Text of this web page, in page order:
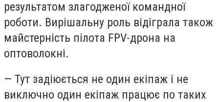
результатом злагодженої командної
роботи. Вирішальну роль відіграла також
майстерність пілота FPV-дрона на
оптоволокні.
— Тут задіюється не один екіпаж і не
виключно один екіпаж працює по таких